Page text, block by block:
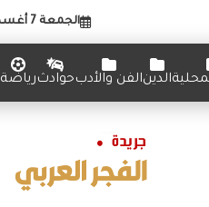
الجمعة 7 أغسطس 2026
الدينالفن والأدبحوادثرياضة